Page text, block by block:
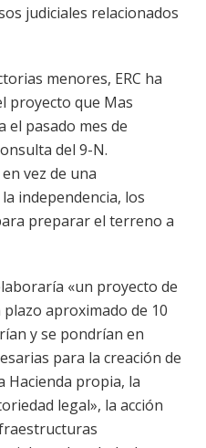
judiciales relacionados
menores, ERC ha
proyecto que Mas
el pasado mes de
del 9-N.
vez de una
independencia, los
preparar el terreno a
«un proyecto de
aproximado de 10
y se pondrían en
para la creación de
Hacienda propia, la
legal», la acción